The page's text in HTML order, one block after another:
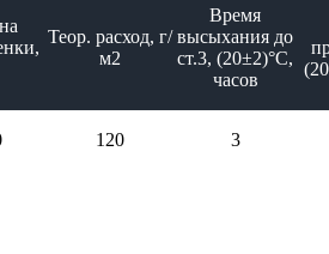
Теор. расход, г/
м2
Время
высыхания до
ст.3, (20±2)°С,
часов
120 3